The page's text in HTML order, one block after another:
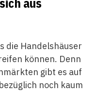
die Handelshäuser
können. Denn
gibt es auf
noch kaum